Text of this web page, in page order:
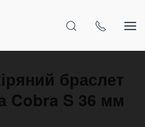
браслет
Cobra S 36 мм